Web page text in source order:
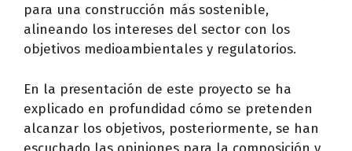
para una construcción más sostenible,
alineando los intereses del sector con los
objetivos medioambientales y regulatorios.
En la presentación de este proyecto se ha
explicado en profundidad cómo se pretenden
alcanzar los objetivos, posteriormente, se han